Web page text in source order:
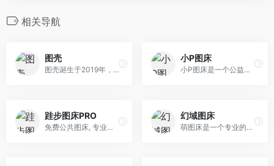
相关导航
图壳
图壳诞生于2019年，是一款免费、安全、可靠的图片管理系统（简称图床），可支持多图上传、粘贴上传、URL上传，图片压缩、图片鉴黄、图片CDN、图床API等多种功能
小P图床
小P图床是一个公益免费的云上相册图床，国内极速CDN加速，无任何卡顿
跬步图床PRO
免费公共图床, 专业图片外链, 全球CDN分发,寄り添って床を敷きます。無料の公共図、専門画像の外部チェーン、全世界のCDNが配っています
幻域图床
萌图床是一个专业的二次元图片分享平台. 实时的资源更新, 任何人均可提交分享自己的资源, 是一个人人都能自由交流的分享平台,争取做最大的二次元交流分享图床中心.